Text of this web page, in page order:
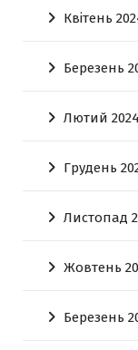
Квітень
Березень
Лютий 2024
Грудень
Листопад
Жовтень
Березень